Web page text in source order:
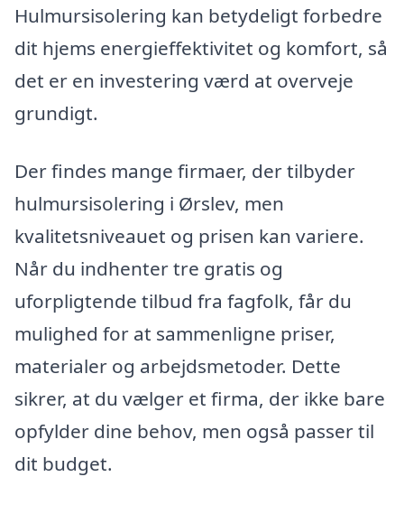
Hulmursisolering kan betydeligt forbedre
dit hjems energieffektivitet og komfort, så
det er en investering værd at overveje
grundigt.
Der findes mange firmaer, der tilbyder
hulmursisolering i Ørslev, men
kvalitetsniveauet og prisen kan variere.
Når du indhenter tre gratis og
uforpligtende tilbud fra fagfolk, får du
mulighed for at sammenligne priser,
materialer og arbejdsmetoder. Dette
sikrer, at du vælger et firma, der ikke bare
opfylder dine behov, men også passer til
dit budget.